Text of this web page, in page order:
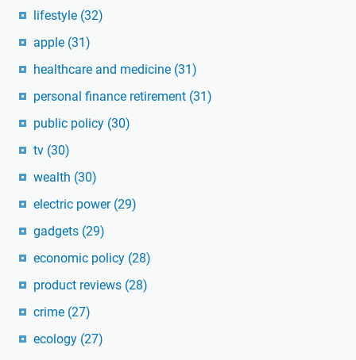
lifestyle (32)
apple (31)
healthcare and medicine (31)
personal finance retirement (31)
public policy (30)
tv (30)
wealth (30)
electric power (29)
gadgets (29)
economic policy (28)
product reviews (28)
crime (27)
ecology (27)